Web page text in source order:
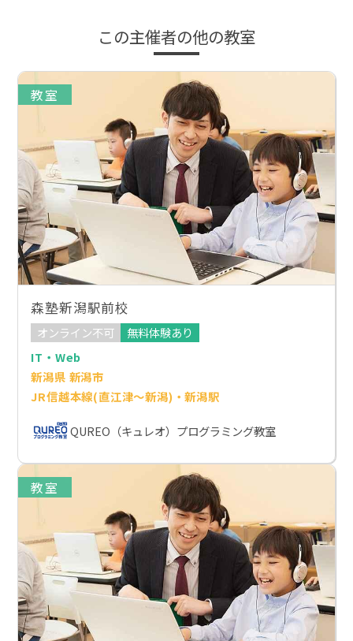
この主催者の他の教室
教室
森塾新潟駅前校
オンライン不可
無料体験あり
IT・Web
新潟県 新潟市
JR信越本線(直江津～新潟)・新潟駅
QUREO（キュレオ）プログラミング教室
教室